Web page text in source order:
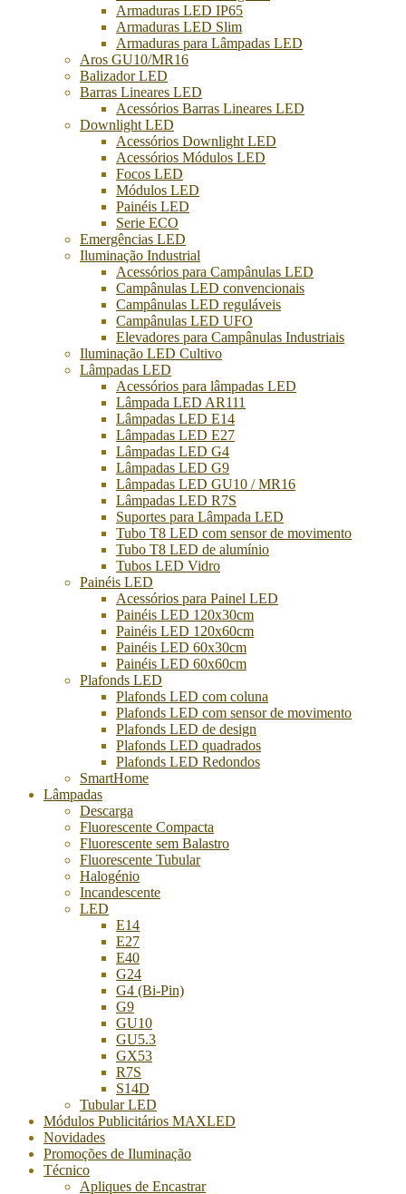
Armaduras LED IP65
Armaduras LED Slim
Armaduras para Lâmpadas LED
Aros GU10/MR16
Balizador LED
Barras Lineares LED
Acessórios Barras Lineares LED
Downlight LED
Acessórios Downlight LED
Acessórios Módulos LED
Focos LED
Módulos LED
Painéis LED
Serie ECO
Emergências LED
Iluminação Industrial
Acessórios para Campânulas LED
Campânulas LED convencionais
Campânulas LED reguláveis
Campânulas LED UFO
Elevadores para Campânulas Industriais
Iluminação LED Cultivo
Lâmpadas LED
Acessórios para lâmpadas LED
Lâmpada LED AR111
Lâmpadas LED E14
Lâmpadas LED E27
Lâmpadas LED G4
Lâmpadas LED G9
Lâmpadas LED GU10 / MR16
Lâmpadas LED R7S
Suportes para Lâmpada LED
Tubo T8 LED com sensor de movimento
Tubo T8 LED de alumínio
Tubos LED Vidro
Painéis LED
Acessórios para Painel LED
Painéis LED 120x30cm
Painéis LED 120x60cm
Painéis LED 60x30cm
Painéis LED 60x60cm
Plafonds LED
Plafonds LED com coluna
Plafonds LED com sensor de movimento
Plafonds LED de design
Plafonds LED quadrados
Plafonds LED Redondos
SmartHome
Lâmpadas
Descarga
Fluorescente Compacta
Fluorescente sem Balastro
Fluorescente Tubular
Halogénio
Incandescente
LED
E14
E27
E40
G24
G4 (Bi-Pin)
G9
GU10
GU5.3
GX53
R7S
S14D
Tubular LED
Módulos Publicitários MAXLED
Novidades
Promoções de Iluminação
Técnico
Apliques de Encastrar